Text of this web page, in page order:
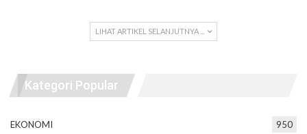
LIHAT ARTIKEL SELANJUTNYA ...
Kategori Popular
EKONOMI 950